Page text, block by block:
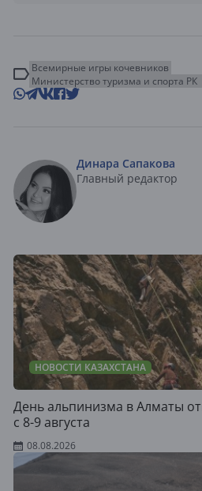
Всемирные игры кочевников
Министерство туризма и спорта РК
Динара Сапакова
Главный редактор
НОВОСТИ КАЗАХСТАНА
День альпинизма в Алматы
с 8-9 августа
08.08.2026